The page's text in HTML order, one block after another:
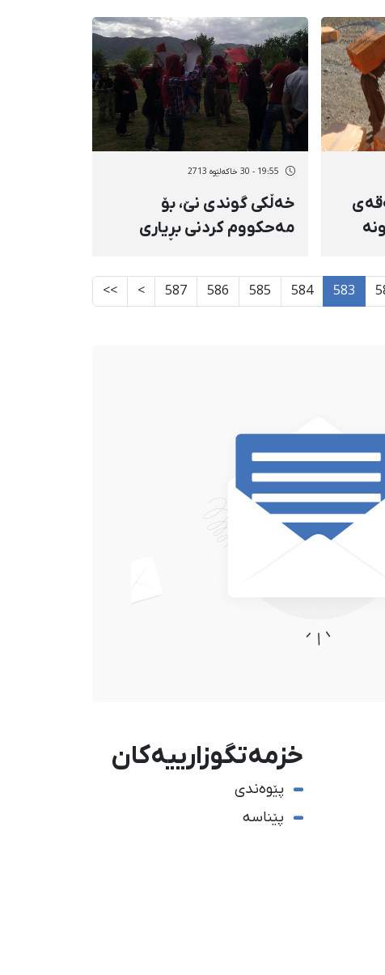
19:55 - 30 خاکەلێوه 2713
خەڵکی گوندی نێ، بۆ
مەحکووم کردنی بڕیاری
دەکەنەوە
583
584
585
586
587
>
>>
خزمەتگوزارییەکان
پێوەندی
پێناسە